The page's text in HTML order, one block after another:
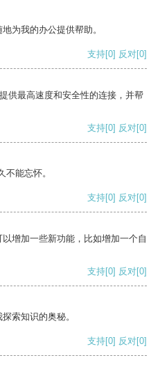
为我的办公提供帮助。
支持[0] 反对[0]
供最高速度和安全性的连接，并帮
支持[0] 反对[0]
能忘怀。
支持[0] 反对[0]
增加一些新功能，比如增加一个自
支持[0] 反对[0]
索知识的奥秘。
支持[0] 反对[0]